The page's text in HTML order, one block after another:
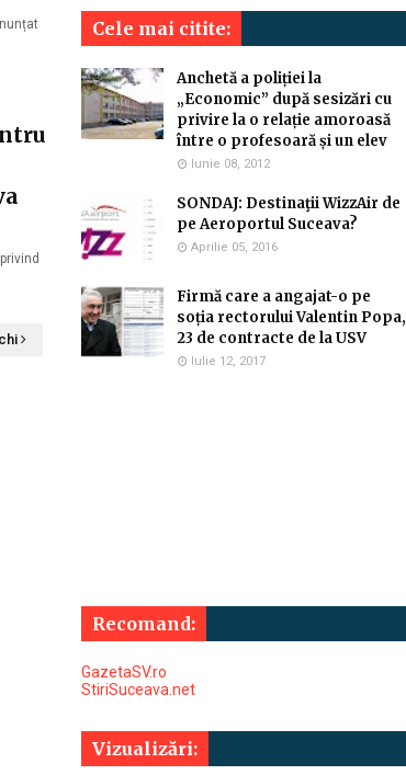
Cele mai citite:
Anchetă a poliției la
„Economic” după sesizări cu
privire la o relație amoroasă
între o profesoară și un elev
Iunie 08, 2012
SONDAJ: Destinaţii WizzAir de
pe Aeroportul Suceava?
Aprilie 05, 2016
Firmă care a angajat-o pe
soția rectorului Valentin Popa,
23 de contracte de la USV
Iulie 12, 2017
Recomand:
GazetaSV.ro
StiriSuceava.net
Vizualizări: